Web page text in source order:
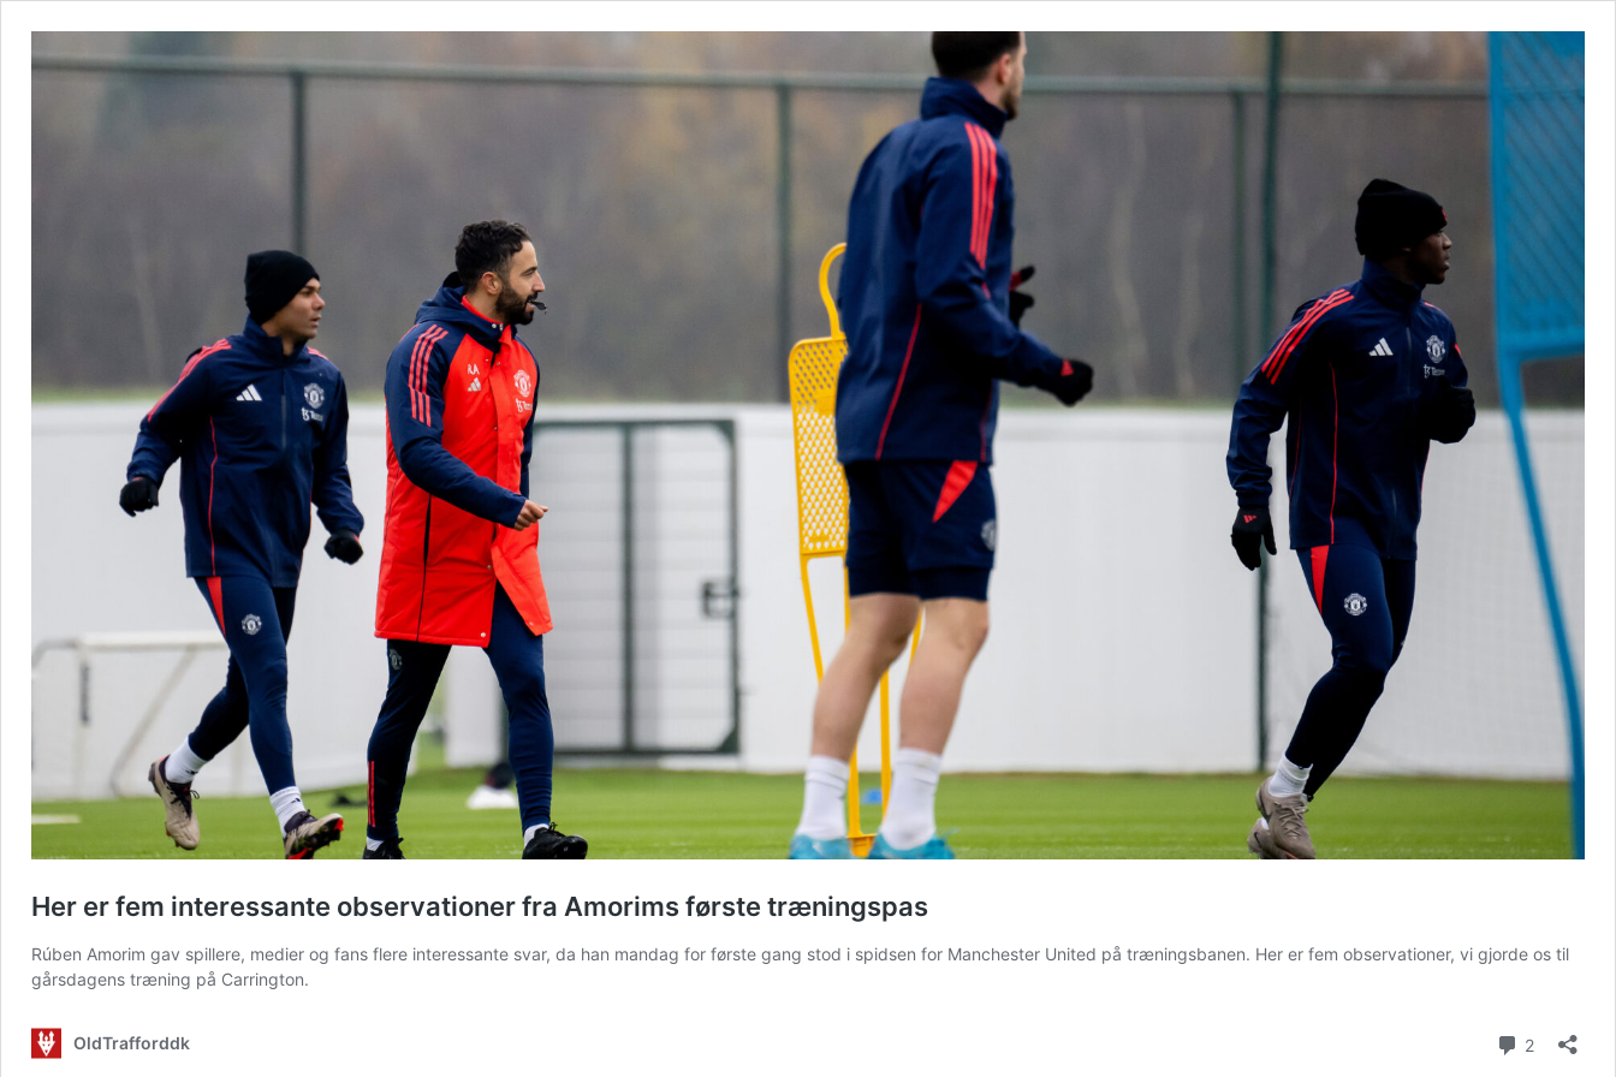
Her er fem interessante observationer fra Amorims første træningspas
Rúben Amorim gav spillere, medier og fans flere interessante svar, da han mandag for første gang stod i spidsen for Manchester United på træningsbanen. Her er fem observationer, vi gjorde os til
gårsdagens træning på Carrington.
OldTrafforddk 2